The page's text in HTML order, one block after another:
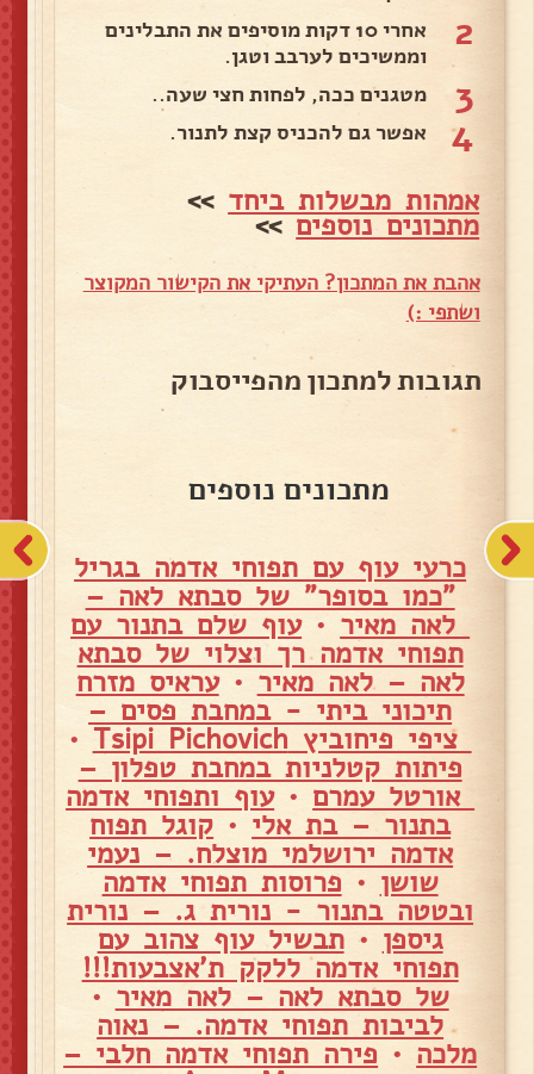
2
אחרי 10 דקות מוסיפים את התבלינים
וממשיכים לערבב וטגן.
3 מטגנים ככה, לפחות חצי שעה..
4 אפשר גם להכניס קצת לתנור.
אמהות מבשלות ביחד >>
מתכונים נוספים>>
אהבת את המתכון? העתיקי את הקישור המקוצר
ושתפי :)
תגובות למתכון מהפייסבוק
מתכונים נוספים
כרעי עוף עם תפוחי אדמה בגריל
"כמו בסופר" של סבתא לאה –
לאה מאיר •עוף שלם בתנור עם
תפוחי אדמה רך וצלוי של סבתא
לאה – לאה מאיר •עראיס מזרח
תיכוני ביתי - במחבת פסים –
ציפי פיחוביץ Tsipi Pichovich •
פיתות קטלניות במחבת טפלון –
אורטל עמרם •עוף ותפוחי אדמה
בתנור – בת אלי • קוגל תפוח
אדמה ירושלמי מוצלח. – נעמי
שושן • פרוסות תפוחי אדמה
ובטטה בתנור - נורית ג. – נורית
גיספן •תבשיל עוף צהוב עם
תפוחי אדמה ללקק ת'אצבעות!!!
של סבתא לאה – לאה מאיר •
לביבות תפוחי אדמה. – נאוה
מלכה • פירה תפוחי אדמה חלבי –